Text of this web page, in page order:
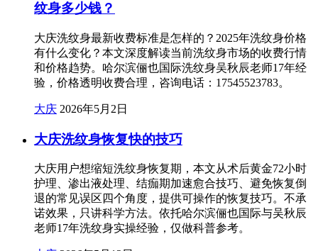
纹身多少钱？
大庆洗纹身最新收费标准是怎样的？2025年洗纹身价格
有什么变化？本文深度解读当前洗纹身市场的收费行情
和价格趋势。哈尔滨俪也国际洗纹身吴秋辰老师17年经
验，价格透明收费合理，咨询电话：17545523783。
大庆 2026年5月2日
大庆洗纹身恢复快的技巧
大庆用户想缩短洗纹身恢复期，本文从术后黄金72小时
护理、渗出液处理、结痂期加速愈合技巧、避免恢复倒
退的常见误区四个角度，提供可操作的恢复技巧。不承
诺效果，只讲科学方法。依托哈尔滨俪也国际与吴秋辰
老师17年洗纹身实操经验，仅做科普参考。